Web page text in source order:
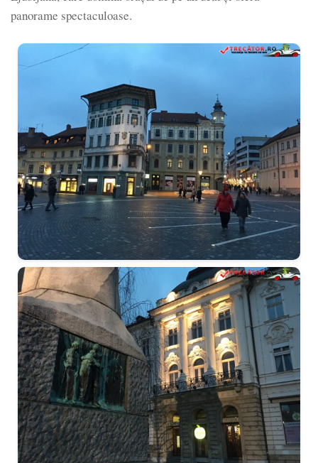
panorame spectaculoase.